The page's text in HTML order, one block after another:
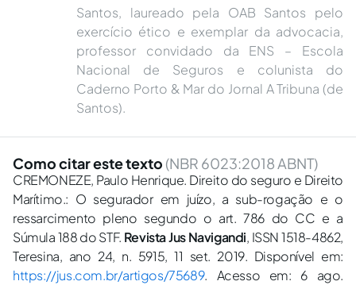
Santos, laureado pela OAB Santos pelo
exercício ético e exemplar da advocacia,
professor convidado da ENS – Escola
Nacional de Seguros e colunista do
Caderno Porto & Mar do Jornal A Tribuna (de
Santos).
Como citar este texto (NBR 6023:2018 ABNT)
CREMONEZE, Paulo Henrique. Direito do seguro e Direito
Marítimo.: O segurador em juízo, a sub-rogação e o
ressarcimento pleno segundo o art. 786 do CC e a
Súmula 188 do STF. Revista Jus Navigandi, ISSN 1518-4862,
Teresina, ano 24, n. 5915, 11 set. 2019. Disponível em:
https://jus.com.br/artigos/75689. Acesso em: 6 ago.